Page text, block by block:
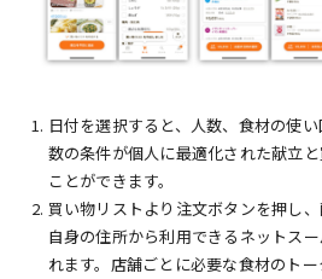
日付を選択すると、人数、食材の使
数の条件が個人に最適化された献立
ことができます。
買い物リストより注文ボタンを押し、
自身の住所から利用できるネットス
れます。店舗ごとに必要な食材のト